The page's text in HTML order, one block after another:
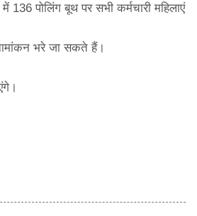
136 पोलिंग बूथ पर सभी कर्मचारी महिलाएं
भरे जा सकते हैं।